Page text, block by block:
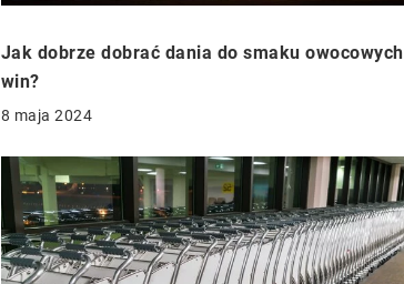
Jak dobrze dobrać dania do smaku owocowych
win?
8 maja 2024